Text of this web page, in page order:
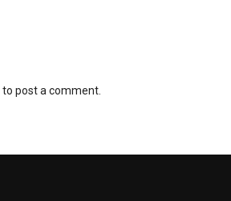
to post a comment.